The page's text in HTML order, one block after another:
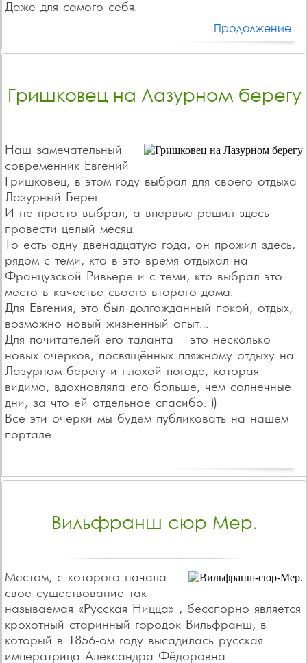
Даже для самого себя.
Продолжение
Гришковец на Лазурном берегу
Наш замечательный
современник Евгений
Гришковец, в этом году выбрал для своего отдыха
Лазурный Берег.
И не просто выбрал, а впервые решил здесь
провести целый месяц.
То есть одну двенадцатую года, он прожил здесь,
рядом с теми, кто в это время отдыхал на
Французской Ривьере и с теми, кто выбрал это
место в качестве своего второго дома.
Для Евгения, это был долгожданный покой, отдых,
возможно новый жизненный опыт…
Для почитателей его таланта – это несколько
новых очерков, посвящённых пляжному отдыху на
Лазурном берегу и плохой погоде, которая
видимо, вдохновляла его больше, чем солнечные
дни, за что ей отдельное спасибо. ))
Все эти очерки мы будем публиковать на нашем
портале.
Вильфранш-сюр-Мер.
Местом, с которого начала
своё существование так
называемая «Русская Ницца» , бесспорно является
крохотный старинный городок Вильфранш, в
который в 1856-ом году высадилась русская
императрица Александра Фёдоровна.